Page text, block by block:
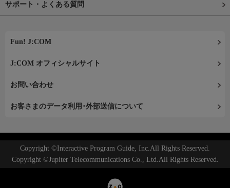
サポート・よくある質問
Fun! J:COM
J:COM オフィシャルサイト
お問い合わせ
お客さまのデータ利用･外部送信について
Copyright ©Interactive Program Guide, Inc.All Rights Reserved.
Copyright ©Jupiter Telecommunications Co., Ltd.All Rights Reserved.